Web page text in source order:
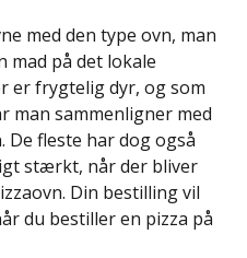
med den type ovn, man
mad på det lokale
er frygtelig dyr, og som
man sammenligner med
De fleste har dog også
stærkt, når der bliver
Din bestilling vil
du bestiller en pizza på